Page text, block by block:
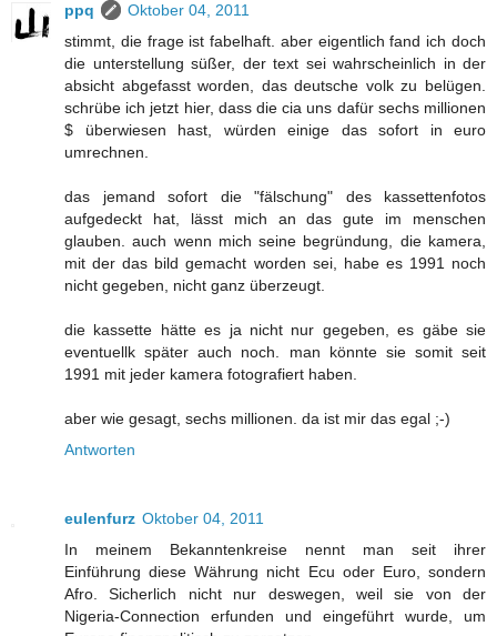
ppq
Oktober 04, 2011
stimmt, die frage ist fabelhaft. aber eigentlich fand ich doch
die unterstellung süßer, der text sei wahrscheinlich in der
absicht abgefasst worden, das deutsche volk zu belügen.
schrübe ich jetzt hier, dass die cia uns dafür sechs millionen
$ überwiesen hast, würden einige das sofort in euro
umrechnen.
das jemand sofort die "fälschung" des kassettenfotos
aufgedeckt hat, lässt mich an das gute im menschen
glauben. auch wenn mich seine begründung, die kamera,
mit der das bild gemacht worden sei, habe es 1991 noch
nicht gegeben, nicht ganz überzeugt.
die kassette hätte es ja nicht nur gegeben, es gäbe sie
eventuellk später auch noch. man könnte sie somit seit
1991 mit jeder kamera fotografiert haben.
aber wie gesagt, sechs millionen. da ist mir das egal ;-)
Antworten
eulenfurz Oktober 04, 2011
In meinem Bekanntenkreise nennt man seit ihrer
Einführung diese Währung nicht Ecu oder Euro, sondern
Afro. Sicherlich nicht nur deswegen, weil sie von der
Nigeria-Connection erfunden und eingeführt wurde, um